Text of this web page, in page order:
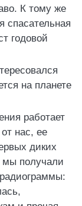
К тому же
спасательная
годовой
на планете
работает
нас, ее
диких
мы получали